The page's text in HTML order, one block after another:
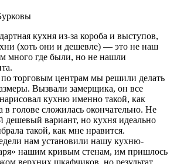
кухня из-за короба и выступов,
(хоть они и дешевле) — это не наш
много где были, но не нашли
торговым центрам мы решили делать
Вызвали замерщика, он все
кухню именно такой, как
в голове сложилась окончательно. Не
дешевый вариант, но кухня идеально
такой, как мне нравится.
нам установили нашу кухню-
нашим кривым стенам, им пришлось
верхних шкафчиков, но результат